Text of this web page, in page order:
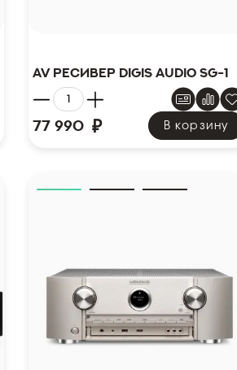
AV Ресивер DIGIS AUDIO SG-1
77 990 ₽ В корзину